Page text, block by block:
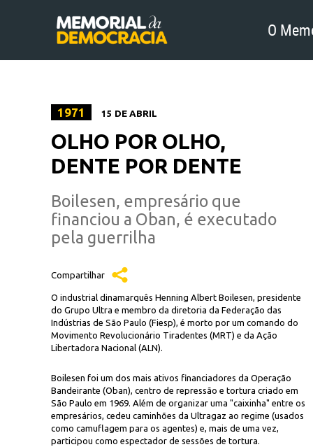
O
1971 15 DE ABRIL
OLHO POR OLHO,
DENTE POR DENTE
Boilesen, empresário que
financiou a Oban, é executado
pela guerrilha
Compartilhar
O industrial dinamarquês Henning Albert Boilesen, presidente
do Grupo Ultra e membro da diretoria da Federação das
Indústrias de São Paulo (Fiesp), é morto por um comando do
Movimento Revolucionário Tiradentes (MRT) e da Ação
Libertadora Nacional (ALN).
Boilesen foi um dos mais ativos financiadores da Operação
Bandeirante (Oban), centro de repressão e tortura criado em
São Paulo em 1969. Além de organizar uma "caixinha" entre os
empresários, cedeu caminhões da Ultragaz ao regime (usados
como camuflagem para os agentes) e, mais de uma vez,
participou como espectador de sessões de tortura.
um comando guerrilheiro em São Paulo